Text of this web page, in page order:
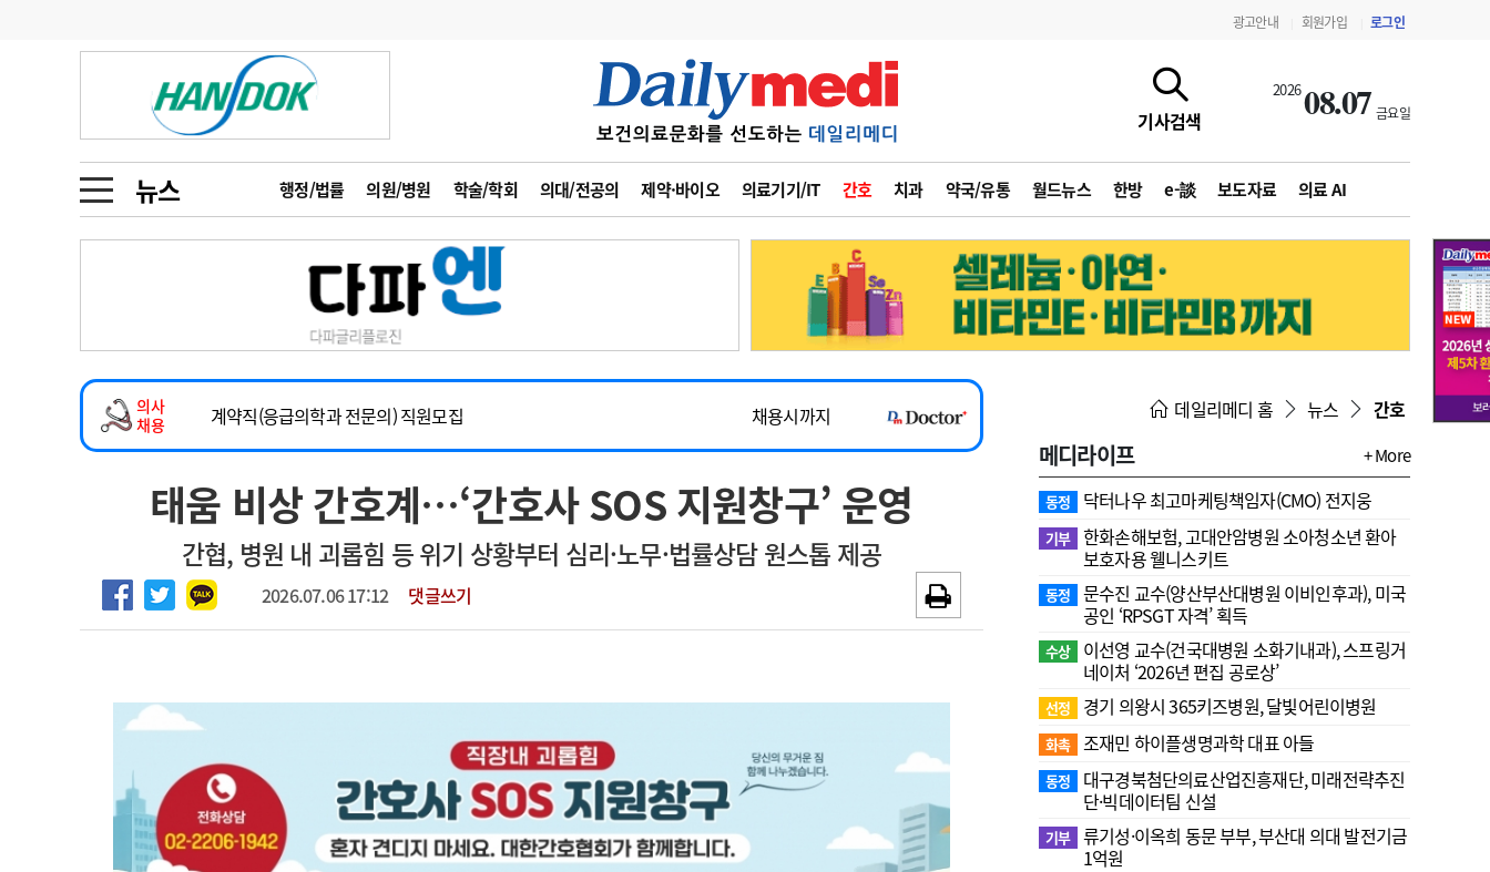
광고안내 회원가입 로그인
기사검색
202608.07 금요일
뉴스 행정/법률 의원/병원 학술/학회 의대/전공의 제약·바이오 의료기기/IT 간호 치과 약국/유통 월드뉴스 한방 e-談 보도자료 의료 AI
금주의 검색어
1
의사인력 수급 추계
2
성분명 처방
3
AI의료
4
전공의 모집 결과
6
관리급여 실시
지필공 지원책
수련환경 개선
의과대학 입시
인사 사고
오피니언 수첩
인물 초대석 피플
동영상뉴스
포토뉴스
메디 Hospital 지역병원 중소병원
인포메이션 행정처분 판례 정책/통계 공시 지침·기준·평가 약제급여 심사 결과
고객센터 회사소개 법적고지 광고안내
의사
채용
2026년 하반기 인턴 모집
~2026-08-31
마취통증의학과 임기제 임상의사 채용
채용시까지
계약직(응급의학과 전문의) 직원모집
채용시까지
하반기 전공의(레지던트1년차) 모집
~2026-08-15
2026년 하반기 인턴 모집
~2026-08-31
마취통증의학과 임기제 임상의사 채용
채용시까지
태움 비상 간호계…‘간호사 SOS 지원창구’ 운영
간협, 병원 내 괴롭힘 등 위기 상황부터 심리·노무·법률상담 원스톱 제공
2026.07.06 17:12 댓글쓰기
데일리메디 홈 뉴스 간호
메디라이프 + More
동정 닥터나우 최고마케팅책임자(CMO) 전지웅
기부 한화손해보험, 고대안암병원 소아청소년 환아
보호자용 웰니스키트
동정
문수진 교수( 양산부산대병원 이비인후과), 미국
공인 ‘RPSGT 자격’ 획득
수상
이선영 교수(건국대병원 소화기내과), 스프링거
네이처 ‘2026년 편집 공로상’
선정 경기 의왕시 365키즈병원, 달빛어린이병원
화촉 조재민 하이플생명과학 대표 아들
동정
대구경북첨단의료산업진흥재단, 미래전략추진
단·빅데이터팀 신설
기부 류기성·이옥희 동문 부부, 부산대 의대 발전기금
1억원